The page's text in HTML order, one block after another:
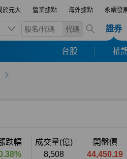
於元大 營業據點 海外據點 永續發
代碼 證券
台股 權